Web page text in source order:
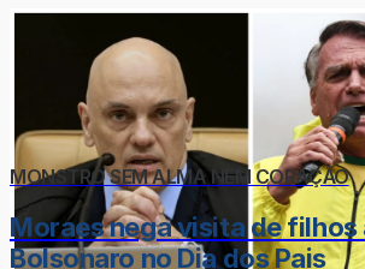
MONSTRO SEM ALMA NEM CORAÇÃO
Moraes nega visita de filhos
Bolsonaro no Dia dos Pais